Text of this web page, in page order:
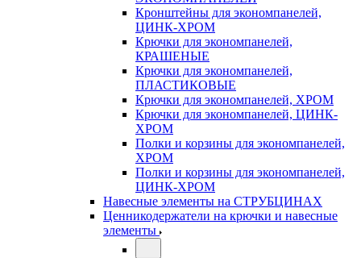
Кронштейны для экономпанелей,
ЦИНК-ХРОМ
Крючки для экономпанелей,
КРАШЕНЫЕ
Крючки для экономпанелей,
ПЛАСТИКОВЫЕ
Крючки для экономпанелей, ХРОМ
Крючки для экономпанелей, ЦИНК-
ХРОМ
Полки и корзины для экономпанелей,
ХРОМ
Полки и корзины для экономпанелей,
ЦИНК-ХРОМ
Навесные элементы на СТРУБЦИНАХ
Ценникодержатели на крючки и навесные
элементы